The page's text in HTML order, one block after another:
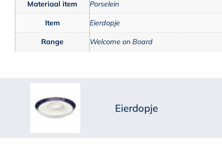
Materiaal item Porselein
Item Eierdopje
Range Welcome on Board
Eierdopje